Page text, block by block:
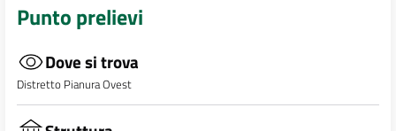
Punto prelievi
Dove si trova
Distretto Pianura Ovest